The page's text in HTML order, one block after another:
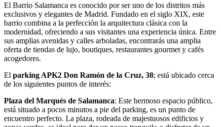
El Barrio Salamanca es conocido por ser uno de los distritos más
exclusivos y elegantes de Madrid. Fundado en el siglo XIX, este
barrio combina a la perfección la arquitectura clásica con la
modernidad, ofreciendo a sus visitantes una experiencia única. Entre
sus amplias avenidas y calles arboladas, encontrarás una amplia
oferta de tiendas de lujo, boutiques, restaurantes gourmet y cafés
acogedores.
El parking APK2 Don Ramón de la Cruz, 38; está ubicado cerca
de los siguientes puntos de interés:
Plaza del Marqués de Salamanca: Este hermoso espacio público,
está situado a pocos minutos a pie del parking, es un punto de
encuentro perfecto. La plaza, rodeada de majestuosos edificios y